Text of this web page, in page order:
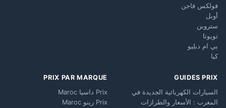
فولكس فاجن
أوبل
ستروين
تويوتا
بي ام دبليو
كيا
GUIDES PRIX
السيارات الكهربائية الجديدة في
المغرب : الأسعار والطرازات
PRIX PAR MARQUE
Prix داسيا Maroc
Prix رينو Maroc